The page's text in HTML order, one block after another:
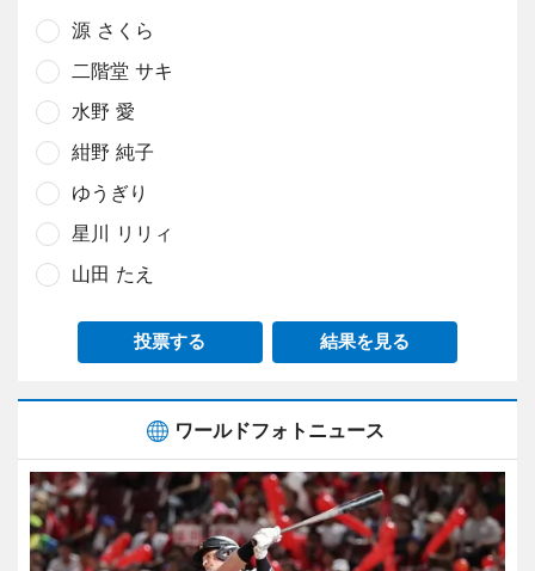
源 さくら
二階堂 サキ
水野 愛
紺野 純子
ゆうぎり
星川 リリィ
山田 たえ
投票する 結果を見る
ワールドフォトニュース